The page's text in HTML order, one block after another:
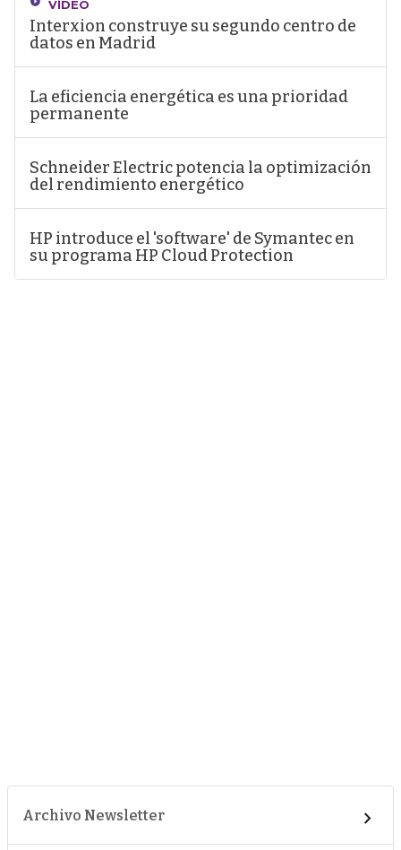
VÍDEO
Interxion construye su segundo centro de
datos en Madrid
La eficiencia energética es una prioridad
permanente
Schneider Electric potencia la optimización
del rendimiento energético
HP introduce el 'software' de Symantec en
su programa HP Cloud Protection
Archivo Newsletter